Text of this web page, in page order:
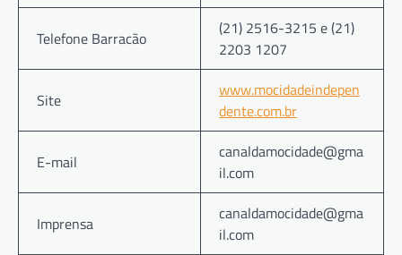
Telefone Barracão
(21) 2516-3215 e (21)
2203 1207
Site
www.mocidadeindepen
dente.com.br
E-mail
canaldamocidade@gma
il.com
Imprensa
canaldamocidade@gma
il.com